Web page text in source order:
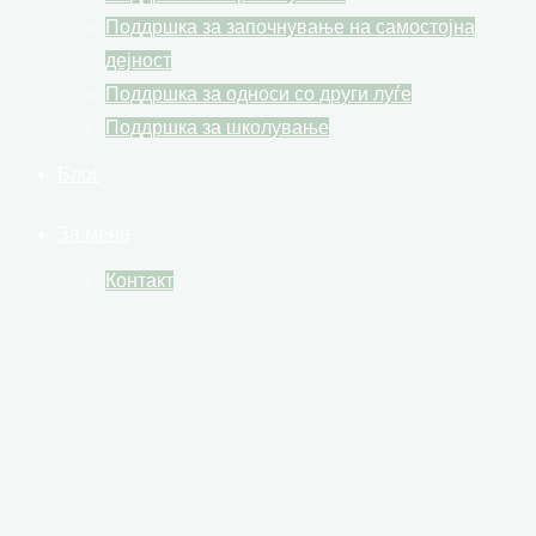
Поддршка за започнување на самостојна
дејност
Поддршка за односи со други луѓе
Поддршка за школување
Контакт